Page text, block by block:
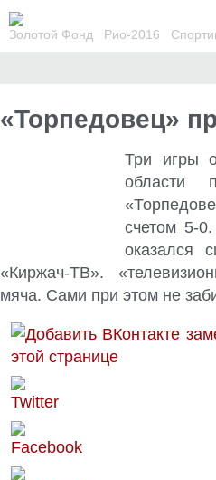
Золотой Фонд Рио-2016
«Торпедовец»
Три игры
области
счетом 5-
оказался
«Киржач-ТВ».
мяча. Сами при этом не